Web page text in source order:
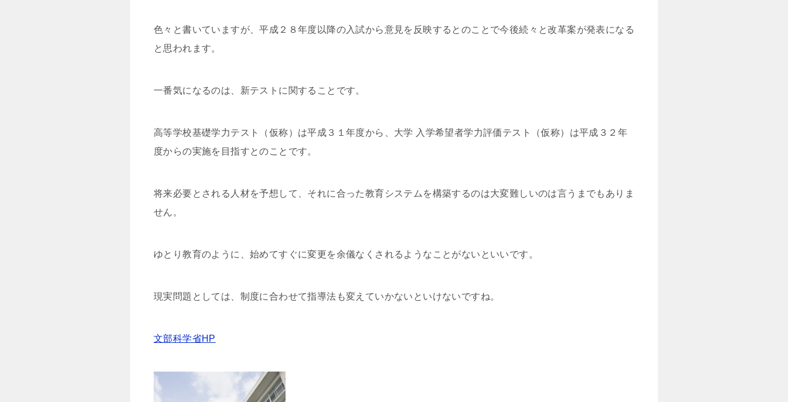
色々と書いていますが、平成２８年度以降の入試から意見を反映するとのことで今後続々と改革案が発表になる
と思われます。
一番気になるのは、新テストに関することです。
高等学校基礎学力テスト（仮称）は平成３１年度から、大学 入学希望者学力評価テスト（仮称）は平成３２年
度からの実施を目指すとのことです。
将来必要とされる人材を予想して、それに合った教育システムを構築するのは大変難しいのは言うまでもありま
せん。
ゆとり教育のように、始めてすぐに変更を余儀なくされるようなことがないといいです。
現実問題としては、制度に合わせて指導法も変えていかないといけないですね。
文部科学省HP